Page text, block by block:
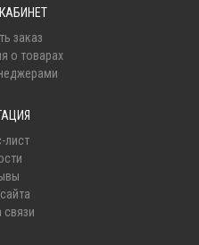
заказ
о товарах
лист